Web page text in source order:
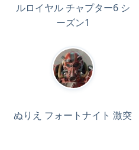
ルロイヤル チャプター6 シ
ーズン1
ぬりえ フォートナイト 激突